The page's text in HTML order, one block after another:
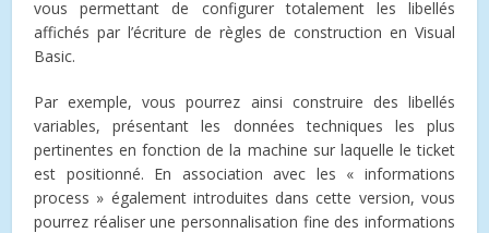
vous permettant de configurer totalement les libellés
affichés par l’écriture de règles de construction en Visual
Basic.
Par exemple, vous pourrez ainsi construire des libellés
variables, présentant les données techniques les plus
pertinentes en fonction de la machine sur laquelle le ticket
est positionné. En association avec les « informations
process » également introduites dans cette version, vous
pourrez réaliser une personnalisation fine des informations